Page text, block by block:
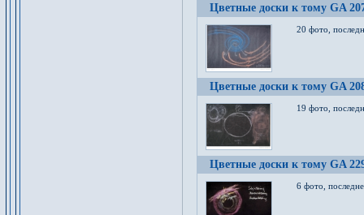
Цветные доски к тому GA
20 фото,
Цветные доски к тому GA
19 фото,
Цветные доски к тому GA
6 фото,